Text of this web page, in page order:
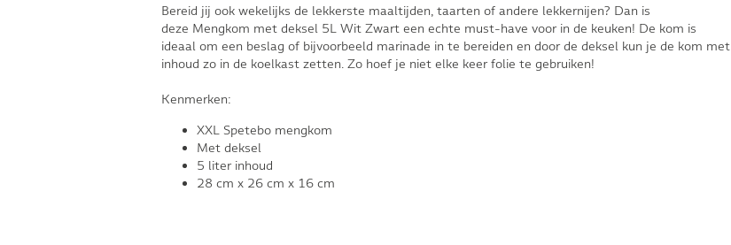
Bereid jij ook wekelijks de lekkerste maaltijden, taarten of andere lekkernijen? Dan is
deze Mengkom met deksel 5L Wit Zwart een echte must-have voor in de keuken! De kom is
ideaal om een beslag of bijvoorbeeld marinade in te bereiden en door de deksel kun je de kom met
inhoud zo in de koelkast zetten. Zo hoef je niet elke keer folie te gebruiken!
Kenmerken:
XXL Spetebo mengkom
Met deksel
5 liter inhoud
28 cm x 26 cm x 16 cm